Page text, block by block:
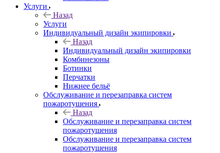
Услуги
Назад
Услуги
Индивидуальный дизайн экипировки
Назад
Индивидуальный дизайн экипировки
Комбинезоны
Ботинки
Перчатки
Нижнее бельё
Обслуживание и перезаправка систем
пожаротушения
Назад
Обслуживание и перезаправка систем
пожаротушения
Обслуживание и перезаправка систем
пожаротушения